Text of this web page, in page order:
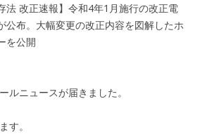
法 改正速報】令和4年1月施行の改正電
公布。大幅変更の改正内容を図解したホ
を公開
ルニュースが届きました。
す。